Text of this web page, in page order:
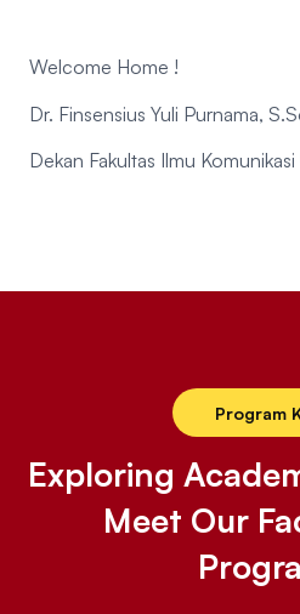
Welcome Home !
Dr. Finsensius Yuli Purnama,
Dekan Fakultas Ilmu
Program
Exploring
Meet Our